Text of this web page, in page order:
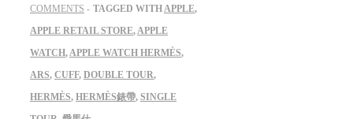
COMMENTS
TAGGED WITHAPPLE,
APPLE RETAIL STORE,APPLE
WATCH,APPLE WATCH HERMÈS,
ARS, CUFF, DOUBLE TOUR,
HERMÈS, HERMÈS錶帶, SINGLE